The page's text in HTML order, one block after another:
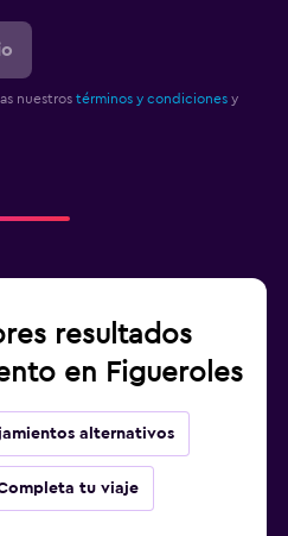
nuestros términos y condiciones y
resultados
en Figueroles
alternativos
tu viaje